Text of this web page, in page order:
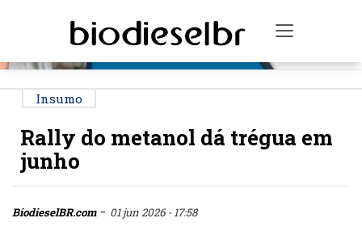
Toggle
Insumo
Rally do metanol dá trégua em
junho
BiodieselBR.com- 01 jun 2026 - 17:58